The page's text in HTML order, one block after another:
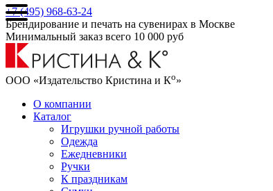
+7 (495) 968-63-24
Брендирование и печать на сувенирах в Москве
Минимальный заказ всего 10 000 руб
ООО «Издательство Кристина и Ко»
О компании
Каталог
Игрушки ручной работы
Одежда
Ежедневники
Ручки
К праздникам